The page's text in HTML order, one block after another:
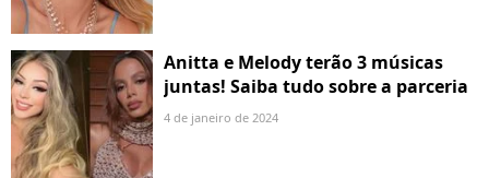
Anitta e Melody terão 3 músicas
juntas! Saiba tudo sobre a parceria
4 de janeiro de 2024